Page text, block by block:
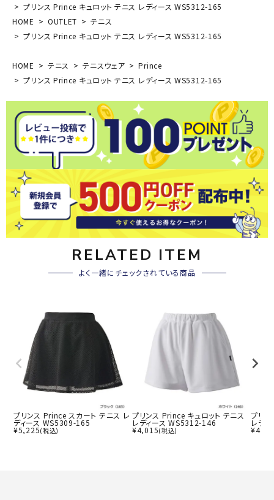
プリンス Prince キュロット テニス レディース WS5312-165
HOME
OUTLET
テニス
プリンス Prince キュロット テニス レディース WS5312-165
HOME テニス テニスウェア
Prince
プリンス Prince キュロット テニス レディース WS5312-165
RELATED ITEM
よく一緒にチェックされている商品
プリンス Prince スカート テニス レ
ディース WS5309-165
¥5,225(税込)
プリンス Prince キュロット テニス
レディース WS5312-146
¥4,015(税込)
プリ
レデ
¥